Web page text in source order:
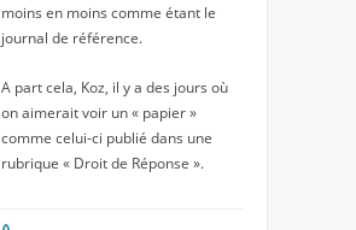
moins en moins comme étant le
journal de référence.
A part cela, Koz, il y a des jours où
on aimerait voir un « papier »
comme celui-ci publié dans une
rubrique « Droit de Réponse ».